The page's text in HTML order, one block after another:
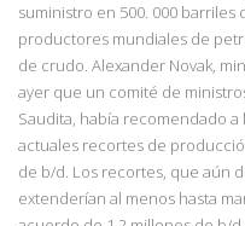
suministro en 500. 000 barriles
productores mundiales de
de crudo. Alexander Novak,
ayer que un comité de
Saudita, había recomendado
actuales recortes de
de b/d. Los recortes, que aún
extenderían al menos hasta